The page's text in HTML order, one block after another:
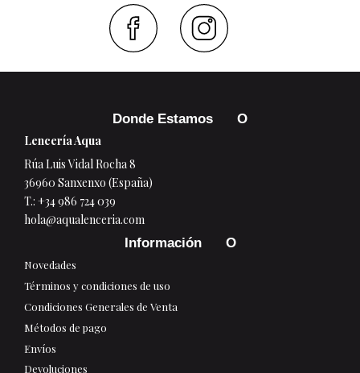
Donde Estamos
Lencería Aqua
Rúa Luis Vidal Rocha 8
36960 Sanxenxo (España)
T.: +34 986 724 039
hola@aqualenceria.com
Información
Novedades
Términos y condiciones de uso
Condiciones Generales de Venta
Métodos de pago
Envíos
Devoluciones